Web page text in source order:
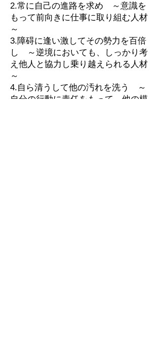
2.常に自己の進路を求め ～意識を
もって前向きに仕事に取り組む人材
～
3.障碍に逢い激してその勢力を百倍
し ～逆境においても、しっかり考
え他人と協力し乗り越えられる人材
～
4.自ら清うして他の汚れを洗う ～
自分の行動に責任をもって、他の模